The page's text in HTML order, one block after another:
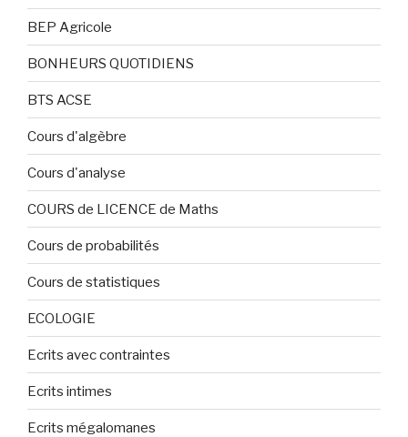
BEP Agricole
BONHEURS QUOTIDIENS
BTS ACSE
Cours d'algèbre
Cours d'analyse
COURS de LICENCE de Maths
Cours de probabilités
Cours de statistiques
ECOLOGIE
Ecrits avec contraintes
Ecrits intimes
Ecrits mégalomanes